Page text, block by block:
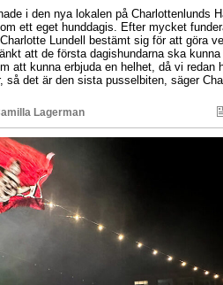
i den nya lokalen på Charlottenlunds
ett eget hunddagis. Efter mycket
Lundell bestämt sig för att göra
att de första dagishundarna ska
att kunna erbjuda en helhet, då vi redan
så det är den sista pusselbiten, säger
Lagerman